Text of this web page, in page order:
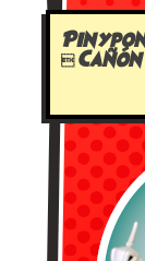
